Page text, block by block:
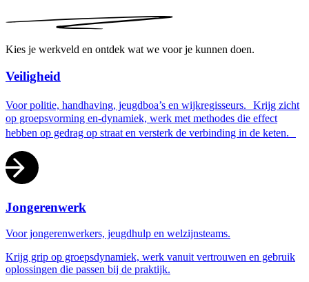
Kies je werkveld en ontdek wat we voor je kunnen doen.
Veiligheid
Voor politie, handhaving, jeugdboa’s en wijkregisseurs. Krijg zicht
op groepsvorming en-dynamiek, werk met methodes die effect
hebben op gedrag op straat en versterk de verbinding in de keten.
Jongerenwerk
Voor jongerenwerkers, jeugdhulp en welzijnsteams.
Krijg grip op groepsdynamiek, werk vanuit vertrouwen en gebruik
oplossingen die passen bij de praktijk.